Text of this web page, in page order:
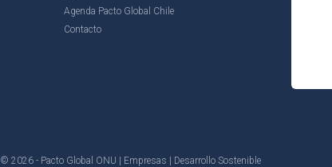
Agenda Pacto Global Chile
Contacto
© 2026 - Pacto Global ONU | Empresas | Desarrollo Sostenible